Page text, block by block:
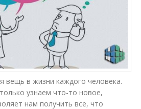
в жизни каждого человека.
узнаем что-то новое,
нам получить все, что